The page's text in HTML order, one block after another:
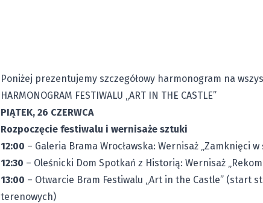
Poniżej prezentujemy szczegółowy harmonogram na
HARMONOGRAM FESTIWALU „ART IN THE CASTLE”
PIĄTEK, 26 CZERWCA
Rozpoczęcie festiwalu i wernisaże sztuki
12:00 – Galeria Brama Wrocławska: Wernisaż „Zamknięci w
12:30 – Oleśnicki Dom Spotkań z Historią: Wernisaż
13:00 – Otwarcie Bram Festiwalu „Art in the Castle” (start
terenowych)